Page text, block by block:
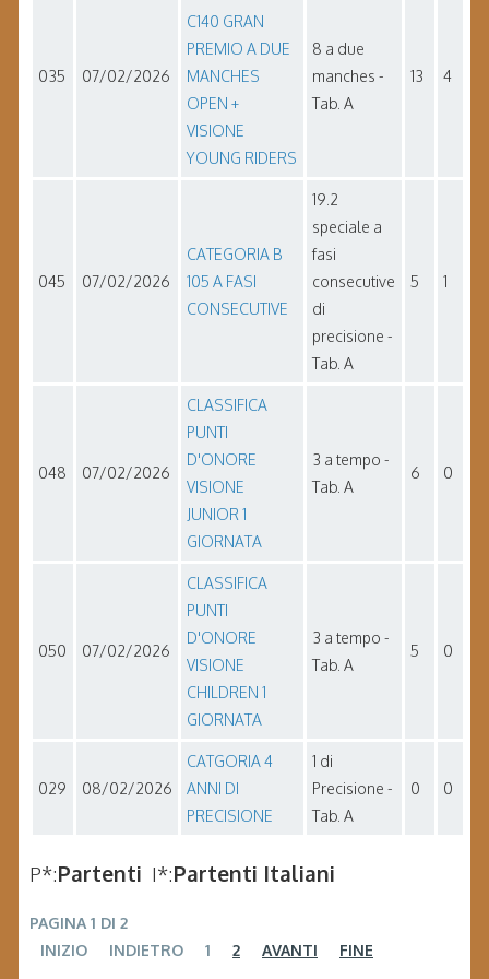
035 07/02/2026
C140 GRAN
PREMIO A DUE
MANCHES
OPEN +
VISIONE
YOUNG RIDERS
8 a due
manches -
Tab. A
13 4
045 07/02/2026
CATEGORIA B
105 A FASI
CONSECUTIVE
19.2
speciale a
fasi
consecutive
di
precisione -
Tab. A
5 1
048 07/02/2026
CLASSIFICA
PUNTI
D'ONORE
VISIONE
JUNIOR 1
GIORNATA
3 a tempo -
Tab. A
6 0
050 07/02/2026
CLASSIFICA
PUNTI
D'ONORE
VISIONE
CHILDREN 1
GIORNATA
3 a tempo -
Tab. A
5 0
029 08/02/2026
CATGORIA 4
ANNI DI
PRECISIONE
1 di
Precisione -
Tab. A
0 0
P*:Partenti I*:Partenti Italiani
PAGINA 1 DI 2
INIZIO
INDIETRO 1 2 AVANTI FINE